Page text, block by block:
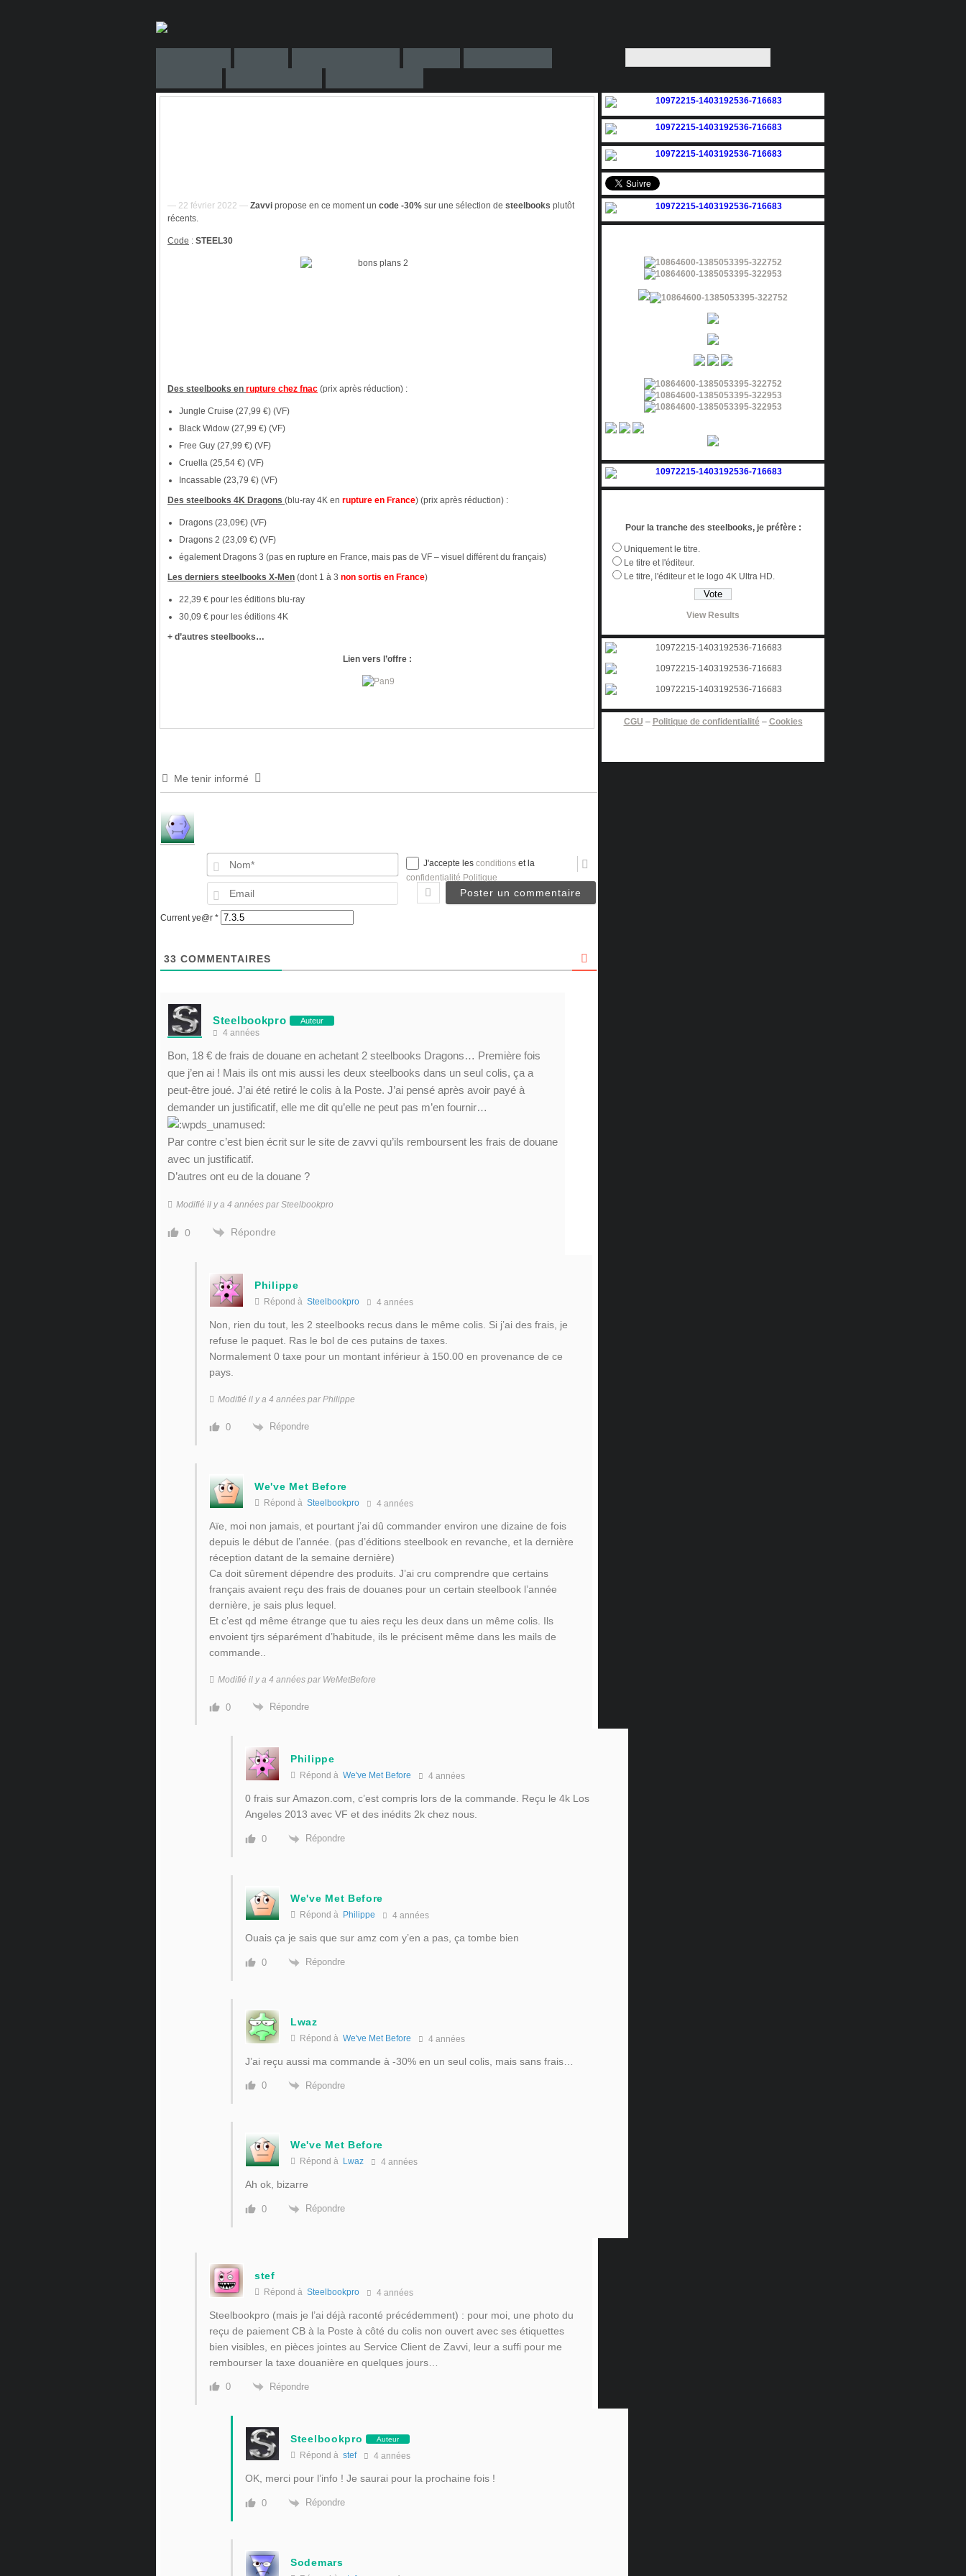
— 22 février 2022 — Zavvi propose en ce moment un code -30% sur une sélection de steelbooks plutôt
récents.
Code : STEEL30
Des steelbooks en rupture chez fnac (prix après réduction) :
Jungle Cruise (27,99 €) (VF)
Black Widow (27,99 €) (VF)
Free Guy (27,99 €) (VF)
Cruella (25,54 €) (VF)
Incassable (23,79 €) (VF)
Des steelbooks 4K Dragons (blu-ray 4K en rupture en France) (prix après réduction) :
Dragons (23,09€) (VF)
Dragons 2 (23,09 €) (VF)
également Dragons 3 (pas en rupture en France, mais pas de VF – visuel différent du français)
Les derniers steelbooks X-Men (dont 1 à 3 non sortis en France)
22,39 € pour les éditions blu-ray
30,09 € pour les éditions 4K
+ d’autres steelbooks…
Lien vers l’offre :
Me tenir informé
Nom*
J'accepte les conditions et la
confidentialité Politique
Current ye@r *
33 COMMENTAIRES
Steelbookpro Auteur
4 années
Bon, 18 € de frais de douane en achetant 2 steelbooks Dragons… Première fois
que j’en ai ! Mais ils ont mis aussi les deux steelbooks dans un seul colis, ça a
peut-être joué. J’ai été retiré le colis à la Poste. J’ai pensé après avoir payé à
demander un justificatif, elle me dit qu’elle ne peut pas m’en fournir…
Par contre c’est bien écrit sur le site de zavvi qu’ils remboursent les frais de douane
avec un justificatif.
D’autres ont eu de la douane ?
Modifié il y a 4 années par Steelbookpro
0 Répondre
Philippe
Répond à Steelbookpro 4 années
Non, rien du tout, les 2 steelbooks recus dans le même colis. Si j’ai des frais, je
refuse le paquet. Ras le bol de ces putains de taxes.
Normalement 0 taxe pour un montant inférieur à 150.00 en provenance de ce
pays.
Modifié il y a 4 années par Philippe
0 Répondre
We've Met Before
Répond à Steelbookpro 4 années
Aïe, moi non jamais, et pourtant j’ai dû commander environ une dizaine de fois
depuis le début de l’année. (pas d’éditions steelbook en revanche, et la dernière
réception datant de la semaine dernière)
Ca doit sûrement dépendre des produits. J’ai cru comprendre que certains
français avaient reçu des frais de douanes pour un certain steelbook l’année
dernière, je sais plus lequel.
Et c’est qd même étrange que tu aies reçu les deux dans un même colis. Ils
envoient tjrs séparément d’habitude, ils le précisent même dans les mails de
commande..
Modifié il y a 4 années par WeMetBefore
0 Répondre
Philippe
Répond à We've Met Before 4 années
0 frais sur Amazon.com, c’est compris lors de la commande. Reçu le 4k Los
Angeles 2013 avec VF et des inédits 2k chez nous.
0 Répondre
We've Met Before
Répond à Philippe 4 années
Ouais ça je sais que sur amz com y’en a pas, ça tombe bien
0 Répondre
Lwaz
Répond à We've Met Before 4 années
J’ai reçu aussi ma commande à -30% en un seul colis, mais sans frais…
0 Répondre
We've Met Before
Répond à Lwaz 4 années
Ah ok, bizarre
0 Répondre
stef
Répond à Steelbookpro 4 années
Steelbookpro (mais je l’ai déjà raconté précédemment) : pour moi, une photo du
reçu de paiement CB à la Poste à côté du colis non ouvert avec ses étiquettes
bien visibles, en pièces jointes au Service Client de Zavvi, leur a suffi pour me
rembourser la taxe douanière en quelques jours…
0 Répondre
Steelbookpro Auteur
Répond à stef 4 années
OK, merci pour l’info ! Je saurai pour la prochaine fois !
0 Répondre
Sodemars
Pour la tranche des steelbooks, je préfère :
Uniquement le titre.
Le titre et l'éditeur.
Le titre, l'éditeur et le logo 4K Ultra HD.
View Results
CGU – Politique de confidentialité – Cookies